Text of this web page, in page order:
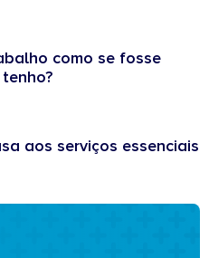
como se fosse
aos serviços essenciais